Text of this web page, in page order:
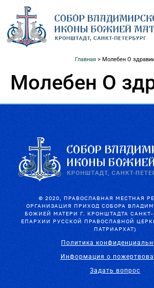
Главная > Молебен О
Молебен О
© 2020, ПРАВОСЛАВНАЯ МЕСТНАЯ
ОРГАНИЗАЦИЯ ПРИХОД СОБОРА
БОЖИЕЙ МАТЕРИ Г. КРОНШТАДТА САНКТ-
ЕПАРХИИ РУССКОЙ ПРАВОСЛАВНОЙ
ПАТРИАРХАТ)
Политика
Информация о
Задать вопрос